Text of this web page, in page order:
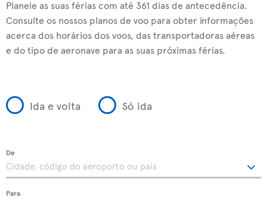
Planeie as suas férias com até 361 dias de antecedência.
Consulte os nossos planos de voo para obter informações
acerca dos horários dos voos, das transportadoras aéreas
e do tipo de aeronave para as suas próximas férias.
Ida e volta Só ida
De
Para